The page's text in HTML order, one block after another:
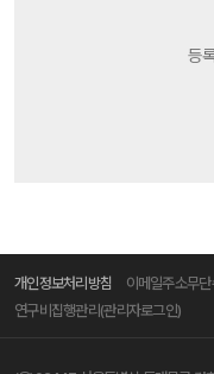
등
개인정보처리방침 이메일주소무
연구비집행관리(관리자로그인)